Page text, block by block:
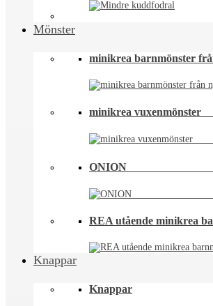
Mönster
minikrea barnmönster
minikrea
ONION
REA utående minikrea
Knappar
Knappar